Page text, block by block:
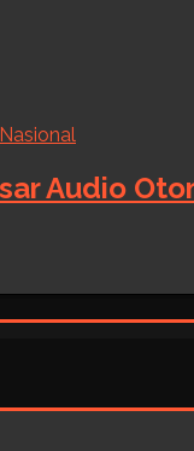
Audio